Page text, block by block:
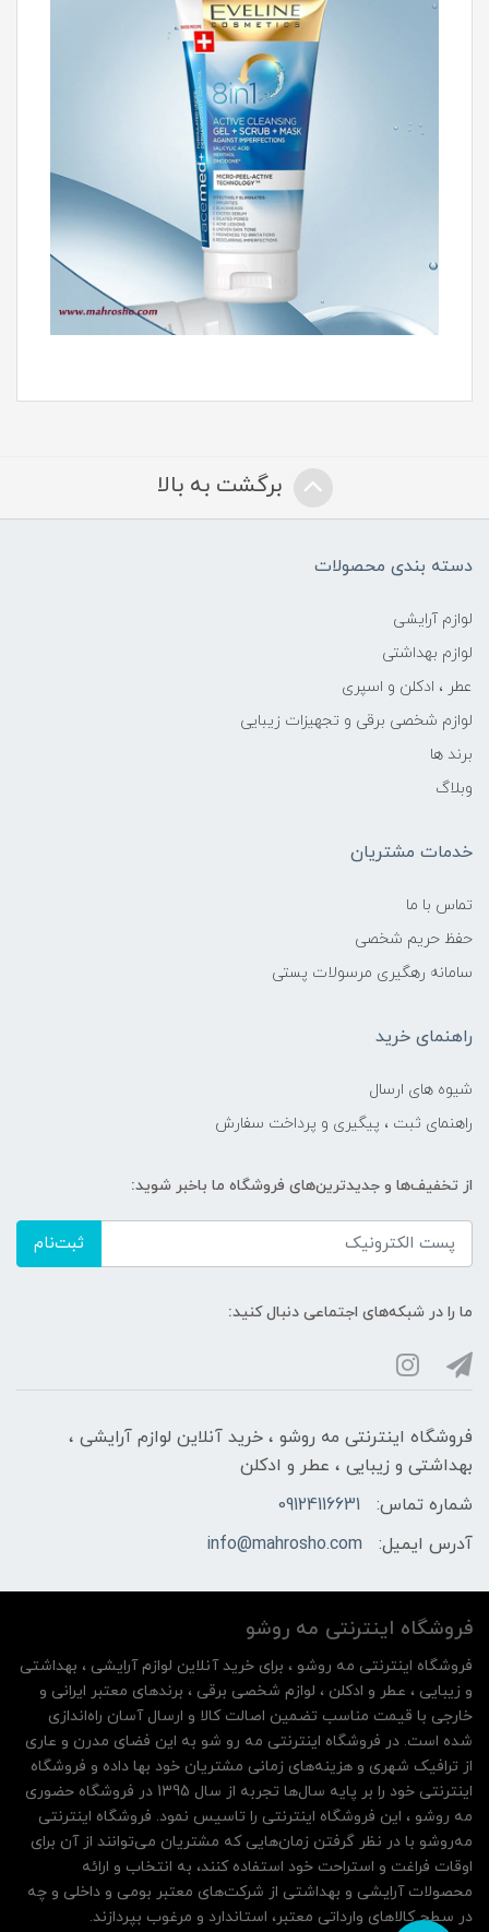
برگشت به بالا
دسته بندی محصولات
لوازم آرایشی
لوازم بهداشتی
عطر ، ادکلن و اسپری
لوازم شخصی برقی و تجهیزات زیبایی
برند ها
وبلاگ
خدمات مشتریان
تماس با ما
حفظ حریم شخصی
سامانه رهگیری مرسولات پستی
راهنمای خرید
شیوه های ارسال
راهنمای ثبت ، پیگیری و پرداخت سفارش
از تخفیف‌ها و جدیدترین‌های فروشگاه ما باخبر شوید:
ثبت‌نام
ما را در شبکه‌های اجتماعی دنبال کنید:
فروشگاه اینترنتی مه‌ رو‌شو ، خرید آنلاین لوازم آرایشی ،
بهداشتی و زیبایی ، عطر و ادکلن
شماره تماس:
09124116631
آدرس ایمیل:
info@mahrosho.com
فروشگاه اینترنتی مه‌ رو‌شو
فروشگاه اینترنتی مه‌ رو‌شو ، برای خرید آنلاین لوازم آرایشی ، بهداشتی
و زیبایی ، عطر و ادکلن ، لوازم شخصی برقی ، برندهای معتبر ایرانی و
خارجی با قیمت مناسب تضمین اصالت کالا و ارسال آسان راه‌اندازی
شده است. در فروشگاه اینترنتی مه رو شو به این فضای مدرن و عاری
از ترافیک شهری و هزینه‌های زمانی مشتریان خود بها داده و فروشگاه
اینترنتی خود را بر پایه سال‌ها تجربه از سال 1395 در فروشگاه حضوری
مه روشو ، این فروشگاه اینترنتی را تاسیس نمود. فروشگاه اینترنتی
مه‌رو‌شو با در نظر گرفتن زمان‌هایی که مشتریان می‌توانند از آن‌ برای
اوقات فراغت و استراحت خود استفاده کنند، به انتخاب و ارائه
محصولات آرایشی و بهداشتی از شرکت‌های معتبر بومی و داخلی و چه
در سطح کالاهای وارداتی معتبر، استاندارد و مرغوب بپردازند.